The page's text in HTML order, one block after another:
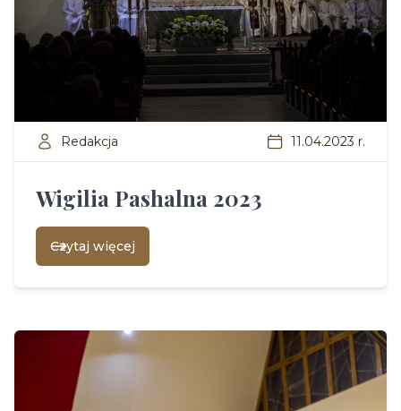
Redakcja 11.04.2023 r.
Wigilia Pashalna 2023
Czytaj więcej